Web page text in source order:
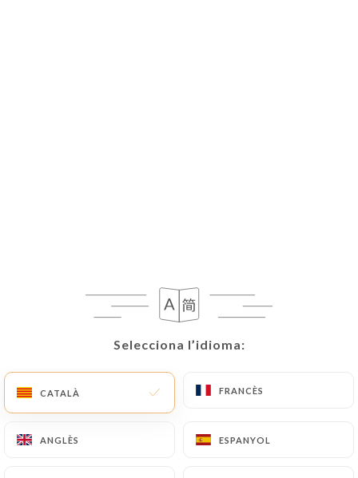
Selecciona l’idioma:
CATALÀ FRANCÈS
ANGLÈS ESPANYOL
Selecciona l’idioma:
CATALÀ FRANCÈS
ANGLÈS ESPANYOL